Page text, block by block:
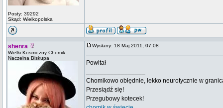
Posty: 39292
Skąd: Wielkopolska
shenra
Wielki Kosmiczny Chomik
Naczelna Biskupa
Wysłany: 18 Maj 2011, 07:08
Powitał
Chomikowo obłędnie, lekko neurotycznie w
Przesiądź się!
Przegubowy kotecek!